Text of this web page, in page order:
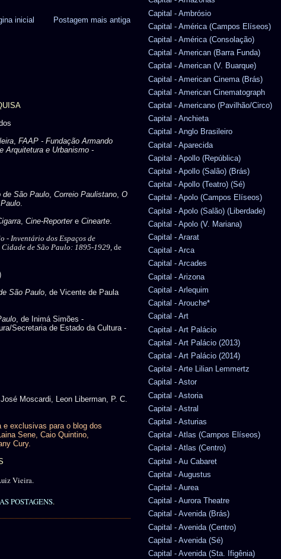
Postagem mais antiga
inicial
FAAP - Fundação Armando
Arquitetura e Urbanismo -
de São Paulo Correio Paulistano O
Cine-Reportere Cinearte
- Inventário dos Espaços de
de São Paulo: 1895-1929, de
São Paulo , de Vicente de Paula
, de Inimá Simões -
Secretaria de Estado da Cultura -
Moscardi, Leon Liberman, P. C.
e exclusivas para o blog dos
Sene, Caio Quintino,
Cury.
Vieira.
POSTAGENS.
Capital - Ambrósio
Capital - América (Campos Elíseos)
Capital - América (Consolação)
Capital - American (Barra Funda)
Capital - American (V. Buarque)
Capital - American Cinema (Brás)
Capital - American Cinematograph
Capital - Americano (Pavilhão/Circo)
Capital - Anchieta
Capital - Anglo Brasileiro
Capital - Aparecida
Capital - Apollo (República)
Capital - Apollo (Salão) (Brás)
Capital - Apollo (Teatro) (Sé)
Capital - Apolo (Campos Elíseos)
Capital - Apolo (Salão) (Liberdade)
Capital - Apolo (V. Mariana)
Capital - Ararat
Capital - Arca
Capital - Arcades
Capital - Arizona
Capital - Arlequim
Capital - Arouche*
Capital - Art
Capital - Art Palácio
Capital - Art Palácio (2013)
Capital - Art Palácio (2014)
Capital - Arte Lilian Lemmertz
Capital - Astor
Capital - Astoria
Capital - Astral
Capital - Asturias
Capital - Atlas (Campos Elíseos)
Capital - Atlas (Centro)
Capital - Au Cabaret
Capital - Augustus
Capital - Aurea
Capital - Aurora Theatre
Capital - Avenida (Brás)
Capital - Avenida (Centro)
Capital - Avenida (Sé)
Capital - Avenida (Sta. Ifigênia)